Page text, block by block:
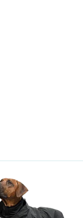
найширшої частини
зазначені в
Шия
10 см - 34 см
10 см - 40 см